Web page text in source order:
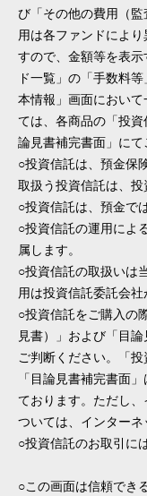
び「その他の費用（
用は各ファンドによ
すので、金額等を表
ド一覧」の「手数料
本情報」画面におい
ては、各商品の「投
論見書補完書面」にて
○投資信託は、預金保
取扱う投資信託は、投
○投資信託は、預金で
○投資信託の運用によ
属します。
○投資信託の取扱いは
用は投資信託委託会社
○投資信託をご購入の
見書）」および「目
ご判断ください。「
「目論見書補完書面
ております。ただし
ついては、インターネ
○投資信託のお取引に
○この画面は信頼でき